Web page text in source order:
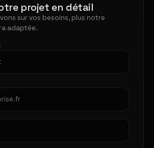
projet en détail
sur vos besoins, plus notre
adaptée.